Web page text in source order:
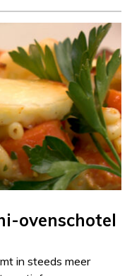
ovenschotel
in steeds meer